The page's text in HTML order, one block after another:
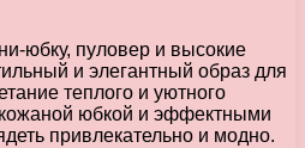
юбку, пуловер и высокие
и элегантный образ для
теплого и уютного
юбкой и эффектными
привлекательно и модно.